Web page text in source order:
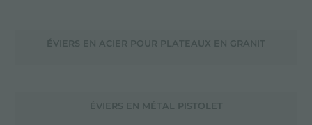
ÉVIERS EN ACIER POUR PLATEAUX EN GRANIT
ÉVIERS EN MÉTAL PISTOLET